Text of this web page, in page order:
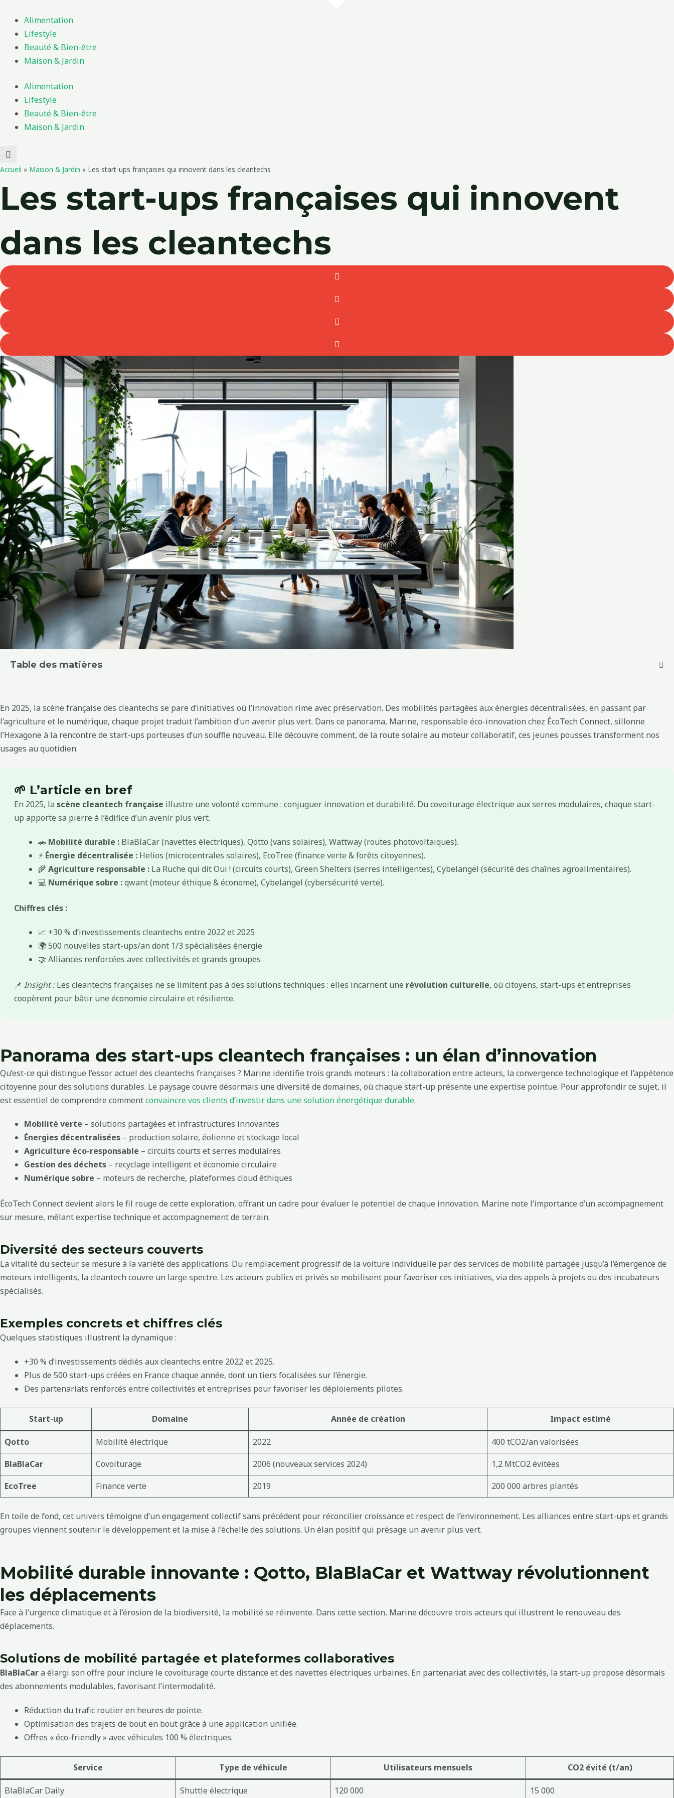
contenu
Alimentation
Lifestyle
Beauté & Bien-être
Maison & Jardin
Alimentation
Lifestyle
Beauté & Bien-être
Maison & Jardin
Accueil » Maison & Jardin » Les start-ups françaises qui innovent dans les cleantechs
Les start-ups françaises qui innovent
dans les cleantechs
Table des matières
En 2025, la scène française des cleantechs se pare d’initiatives où l’innovation rime avec préservation. Des mobilités partagées aux énergies décentralisées, en passant par
l’agriculture et le numérique, chaque projet traduit l’ambition d’un avenir plus vert. Dans ce panorama, Marine, responsable éco-innovation chez ÉcoTech Connect, sillonne
l’Hexagone à la rencontre de start-ups porteuses d’un souffle nouveau. Elle découvre comment, de la route solaire au moteur collaboratif, ces jeunes pousses transforment nos
usages au quotidien.
🌱 L’article en bref
En 2025, la scène cleantech française illustre une volonté commune : conjuguer innovation et durabilité. Du covoiturage électrique aux serres modulaires, chaque start-
up apporte sa pierre à l’édifice d’un avenir plus vert.
🚗 Mobilité durable : BlaBlaCar (navettes électriques), Qotto (vans solaires), Wattway (routes photovoltaïques).
⚡ Énergie décentralisée : Helios (microcentrales solaires), EcoTree (finance verte & forêts citoyennes).
🌾 Agriculture responsable : La Ruche qui dit Oui ! (circuits courts), Green Shelters (serres intelligentes), Cybelangel (sécurité des chaînes agroalimentaires).
💻 Numérique sobre :qwant (moteur éthique & économe), Cybelangel (cybersécurité verte).
Chiffres clés :
📈 +30 % d’investissements cleantechs entre 2022 et 2025
🌍 500 nouvelles start-ups/an dont 1/3 spécialisées énergie
🤝 Alliances renforcées avec collectivités et grands groupes
📌 Insight :Les cleantechs françaises ne se limitent pas à des solutions techniques : elles incarnent une révolution culturelle, où citoyens, start-ups et entreprises
coopèrent pour bâtir une économie circulaire et résiliente.
Panorama des start-ups cleantech françaises : un élan d’innovation
Qu’est-ce qui distingue l’essor actuel des cleantechs françaises ? Marine identifie trois grands moteurs : la collaboration entre acteurs, la convergence technologique et l’appétence
citoyenne pour des solutions durables. Le paysage couvre désormais une diversité de domaines, où chaque start-up présente une expertise pointue. Pour approfondir ce sujet, il
est essentiel de comprendre commentconvaincre vos clients d’investir dans une solution énergétique durable.
Mobilité verte – solutions partagées et infrastructures innovantes
Énergies décentralisées – production solaire, éolienne et stockage local
Agriculture éco-responsable – circuits courts et serres modulaires
Gestion des déchets – recyclage intelligent et économie circulaire
Numérique sobre – moteurs de recherche, plateformes cloud éthiques
ÉcoTech Connect devient alors le fil rouge de cette exploration, offrant un cadre pour évaluer le potentiel de chaque innovation. Marine note l’importance d’un accompagnement
sur mesure, mêlant expertise technique et accompagnement de terrain.
Diversité des secteurs couverts
La vitalité du secteur se mesure à la variété des applications. Du remplacement progressif de la voiture individuelle par des services de mobilité partagée jusqu’à l’émergence de
moteurs intelligents, la cleantech couvre un large spectre. Les acteurs publics et privés se mobilisent pour favoriser ces initiatives, via des appels à projets ou des incubateurs
spécialisés.
Exemples concrets et chiffres clés
Quelques statistiques illustrent la dynamique :
+30 % d’investissements dédiés aux cleantechs entre 2022 et 2025.
Plus de 500 start-ups créées en France chaque année, dont un tiers focalisées sur l’énergie.
Des partenariats renforcés entre collectivités et entreprises pour favoriser les déploiements pilotes.
Start-up Domaine Année de création Impact estimé
Qotto Mobilité électrique 2022
400 tCO2/an valorisées
BlaBlaCar
Covoiturage 2006 (nouveaux services 2024)
1,2 MtCO2 évitées
EcoTree
Finance verte 2019 200 000 arbres plantés
En toile de fond, cet univers témoigne d’un engagement collectif sans précédent pour réconcilier croissance et respect de l’environnement. Les alliances entre start-ups et grands
groupes viennent soutenir le développement et la mise à l’échelle des solutions. Un élan positif qui présage un avenir plus vert.
Mobilité durable innovante : Qotto, BlaBlaCar et Wattway révolutionnent
les déplacements
Face à l’urgence climatique et à l’érosion de la biodiversité, la mobilité se réinvente. Dans cette section, Marine découvre trois acteurs qui illustrent le renouveau des
déplacements.
Solutions de mobilité partagée et plateformes collaboratives
BlaBlaCara élargi son offre pour inclure le covoiturage courte distance et des navettes électriques urbaines. En partenariat avec des collectivités, la start-up propose désormais
des abonnements modulables, favorisant l’intermodalité.
Réduction du trafic routier en heures de pointe.
Optimisation des trajets de bout en bout grâce à une application unifiée.
Offres « éco-friendly » avec véhicules 100 % électriques.
Service Type de véhicule Utilisateurs mensuels CO2 évité (t/an)
BlaBlaCar Daily Shuttle électrique 120 000 15 000